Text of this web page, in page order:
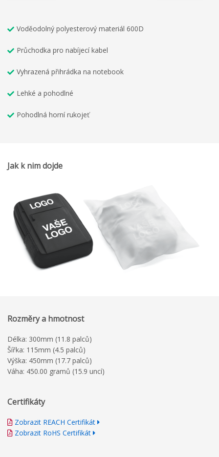
Voděodolný polyesterový materiál 600D
Průchodka pro nabíjecí kabel
Vyhrazená přihrádka na notebook
Lehké a pohodlné
Pohodlná horní rukojeť
Jak k nim dojde
Rozměry a hmotnost
Délka: 300mm (11.8 palců)
Šířka: 115mm (4.5 palců)
Výška: 450mm (17.7 palců)
Váha: 450.00 gramů (15.9 uncí)
Certifikáty
Zobrazit REACH Certifikát
Zobrazit RoHS Certifikát